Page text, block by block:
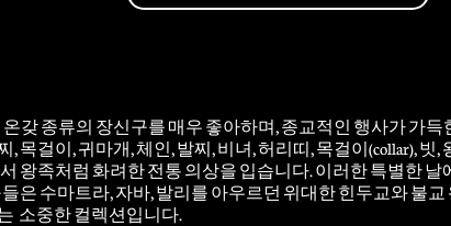
갖 종류의 장신구를 매우 좋아하며, 종교적인 행사가 가
목걸이, 귀마개, 체인, 발찌, 비녀, 허리띠, 목걸이(collar),
왕족처럼 화려한 전통 의상을 입습니다. 이러한 특별한
은 수마트라, 자바, 발리를 아우르던 위대한 힌두교와 불
소중한 컬렉션입니다.